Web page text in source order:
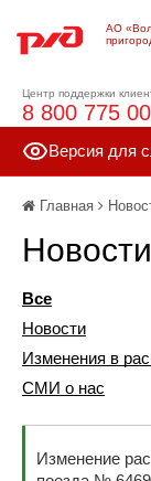
АО
Центр поддержки
8 800 775
Версия для
Главная
Новости
Все
Новости
Изменения в
СМИ о нас
Изменение